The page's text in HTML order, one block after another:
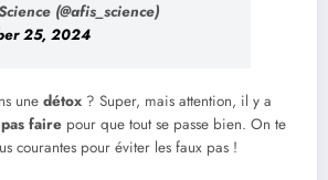
(@afis_science)
25, 2024
une détox ? Super, mais attention, il y a
faire pour que tout se passe bien. On te
courantes pour éviter les faux pas !